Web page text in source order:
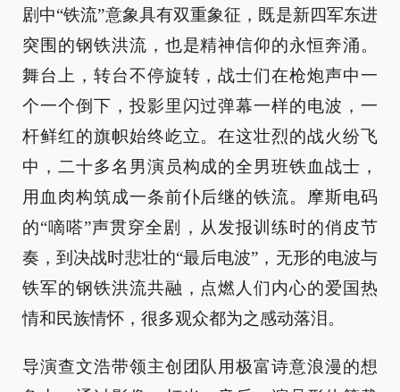
剧中“铁流”意象具有双重象征，既是新四军东进
突围的钢铁洪流，也是精神信仰的永恒奔涌。
舞台上，转台不停旋转，战士们在枪炮声中一
个一个倒下，投影里闪过弹幕一样的电波，一
杆鲜红的旗帜始终屹立。在这壮烈的战火纷飞
中，二十多名男演员构成的全男班铁血战士，
用血肉构筑成一条前仆后继的铁流。摩斯电码
的“嘀嗒”声贯穿全剧，从发报训练时的俏皮节
奏，到决战时悲壮的“最后电波”，无形的电波与
铁军的钢铁洪流共融，点燃人们内心的爱国热
情和民族情怀，很多观众都为之感动落泪。
导演查文浩带领主创团队用极富诗意浪漫的想